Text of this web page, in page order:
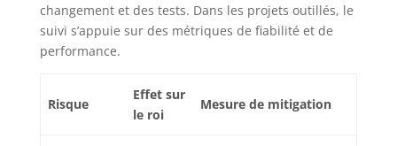
changement et des tests. Dans les projets outillés, le
suivi s’appuie sur des métriques de fiabilité et de
performance.
Risque
Effet sur
le roi
Mesure de mitigation